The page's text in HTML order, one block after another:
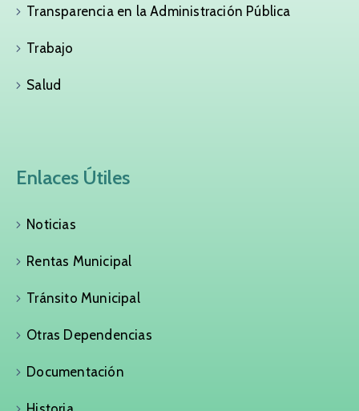
Transparencia en la Administración Pública
Trabajo
Salud
Enlaces Útiles
Noticias
Rentas Municipal
Tránsito Municipal
Otras Dependencias
Documentación